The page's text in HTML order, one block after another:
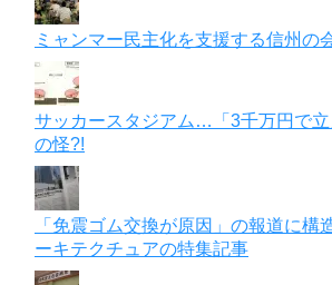
ミャンマー民主化を支援する信州の
サッカースタジアム…「3千万円で立
の怪?!
「免震ゴム交換が原因」の報道に
ーキテクチュアの特集記事